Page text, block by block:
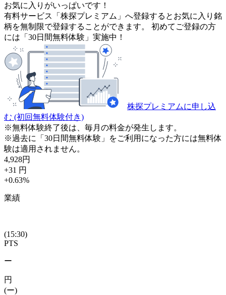
お気に入りがいっぱいです！
有料サービス「株探プレミアム」へ登録するとお気に入り銘
柄を無制限で登録することができます。 初めてご登録の方
には「30日間無料体験」実施中！
株探プレミアムに申し込
む (初回無料体験付き)
※無料体験終了後は、毎月の料金が発生します。
※過去に「30日間無料体験」をご利用になった方には無料体
験は適用されません。
4,928円
+31 円
+0.63%
業績
(15:30)
PTS
ー
円
(ー)